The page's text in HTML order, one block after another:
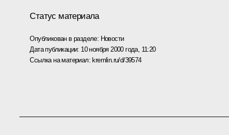
Статус материала
Опубликован в разделе: Новости
Дата публикации: 10 ноября 2000 года, 11:20
Ссылка на материал:kremlin.ru/d/39574